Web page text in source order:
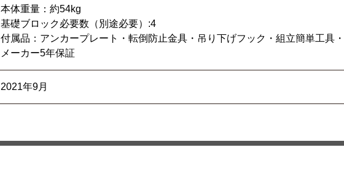
本体重量：約54kg
基礎ブロック必要数（別途必要）:4
付属品：アンカープレート・転倒防止金具・吊り下げフック・組立簡単工具
メーカー5年保証
2021年9月